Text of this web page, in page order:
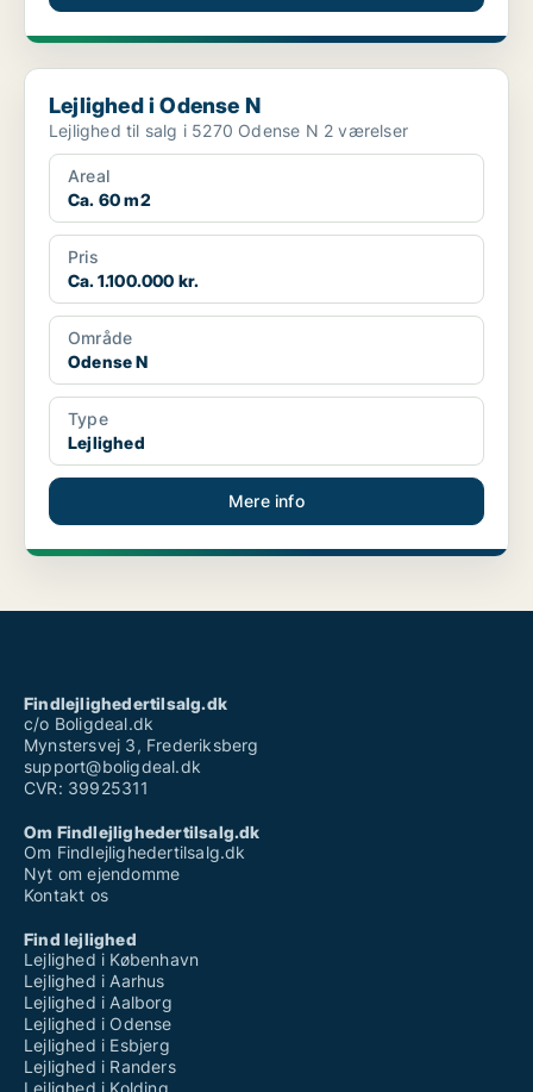
Lejlighed i Odense N
Lejlighed i Odense N
Lejlighed til salg i 5270 Odense N 2 værelser
Areal
Ca. 60 m2
Pris
Ca. 1.100.000 kr.
Område
Odense N
Type
Lejlighed
Mere info
Findlejlighedertilsalg.dk
c/o Boligdeal.dk
Mynstersvej 3, Frederiksberg
support@boligdeal.dk
CVR: 39925311
Om Findlejlighedertilsalg.dk
Om Findlejlighedertilsalg.dk
Nyt om ejendomme
Kontakt os
Find lejlighed
Lejlighed i København
Lejlighed i Aarhus
Lejlighed i Aalborg
Lejlighed i Odense
Lejlighed i Esbjerg
Lejlighed i Randers